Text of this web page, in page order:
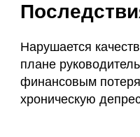
Нарушается
плане
финансовым
хроническую